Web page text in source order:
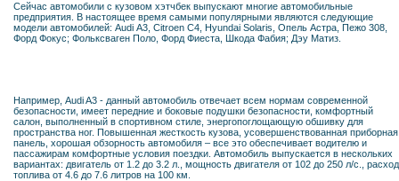
Сейчас автомобили с кузовом хэтчбек выпускают многие автомобильные
предприятия. В настоящее время самыми популярными являются следующие
модели автомобилей: Audi А3, Citroen C4, Hyundai Solaris, Опель Астра, Пежо 308,
Форд Фокус; Фольксваген Поло, Форд Фиеста, Шкода Фабия; Дэу Матиз.
Например, Audi A3 - данный автомобиль отвечает всем нормам современной
безопасности, имеет передние и боковые подушки безопасности, комфортный
салон, выполненный в спортивном стиле, энергопоглощающую обшивку для
пространства ног. Повышенная жесткость кузова, усовершенствованная приборная
панель, хорошая обзорность автомобиля – все это обеспечивает водителю и
пассажирам комфортные условия поездки. Автомобиль выпускается в нескольких
вариантах: двигатель от 1.2 до 3.2 л., мощность двигателя от 102 до 250 л/с., расход
топлива от 4.6 до 7.6 литров на 100 км.